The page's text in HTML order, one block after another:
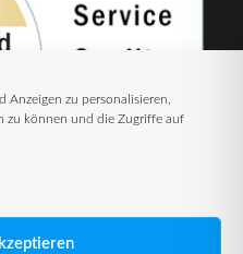
zu personalisieren,
zu können und die Zugriffe auf